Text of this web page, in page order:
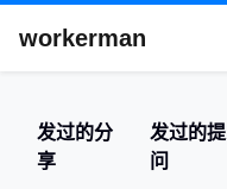
workerman
发过的分
享
发过的提
问